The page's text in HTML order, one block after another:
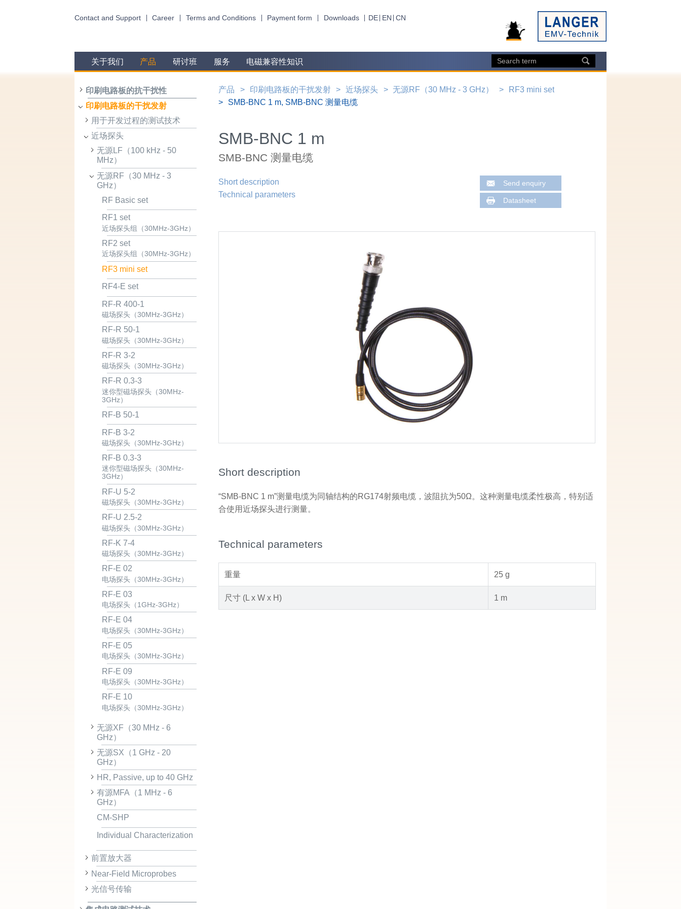
Contact and Support Career Terms and Conditions Payment form Downloads DE EN CN
关于我们 产品 研讨班 服务 电磁兼容性知识
印刷电路板的抗干扰性
印刷电路板的干扰发射
用于开发过程的测试技术
近场探头
无源LF（100 kHz - 50
MHz）
无源RF（30 MHz - 3
GHz）
RF Basic set
RF1 set
近场探头组（30MHz-3GHz）
RF2 set
近场探头组（30MHz-3GHz）
RF3 mini set
RF4-E set
RF-R 400-1
磁场探头（30MHz-3GHz）
RF-R 50-1
磁场探头（30MHz-3GHz）
RF-R 3-2
磁场探头（30MHz-3GHz）
RF-R 0.3-3
迷你型磁场探头（30MHz-
3GHz）
RF-B 50-1
RF-B 3-2
磁场探头（30MHz-3GHz）
RF-B 0.3-3
迷你型磁场探头（30MHz-
3GHz）
RF-U 5-2
磁场探头（30MHz-3GHz）
RF-U 2.5-2
磁场探头（30MHz-3GHz）
RF-K 7-4
磁场探头（30MHz-3GHz）
RF-E 02
电场探头（30MHz-3GHz）
RF-E 03
电场探头（1GHz-3GHz）
RF-E 04
电场探头（30MHz-3GHz）
RF-E 05
电场探头（30MHz-3GHz）
RF-E 09
电场探头（30MHz-3GHz）
RF-E 10
电场探头（30MHz-3GHz）
无源XF（30 MHz - 6
GHz）
无源SX（1 GHz - 20
GHz）
HR, Passive, up to 40 GHz
有源MFA（1 MHz - 6
GHz）
CM-SHP
Individual Characterization
前置放大器
Near-Field Microprobes
光信号传输
产品 印刷电路板的干扰发射 近场探头 无源RF（30 MHz - 3 GHz）
RF3 mini set
SMB-BNC 1 m, SMB-BNC 测量电缆
SMB-BNC 1 m
SMB-BNC 测量电缆
Short description
Technical parameters
Send enquiry
Datasheet
Short description
“SMB-BNC 1 m”测量电缆为同轴结构的RG174射频电缆，波阻抗为50Ω。这种测量电缆柔性极高，特别适
合使用近场探头进行测量。
Technical parameters
重量 25 g
尺寸 (L x W x H) 1 m